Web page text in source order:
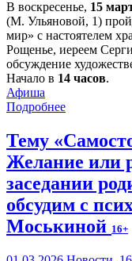
В воскресенье, 15
(М. Ульяновой, 1)
мир» с настоятелем
Рощенье, иереем
обсуждение
Начало в 14 часов.
Афиша
Подробнее
Тему
Желание или
заседании
обсудим с
Моськиной 16+